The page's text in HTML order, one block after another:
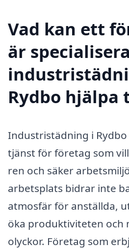
Vad kan ett
är
Rydbo hjälpa
Industristädning i
tjänst för företag som
ren och säker
arbetsplats bidrar inte
atmosfär för anställda,
öka produktiviteten och
olyckor. Företag som